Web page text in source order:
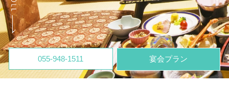
055-948-1511 宴会プラン